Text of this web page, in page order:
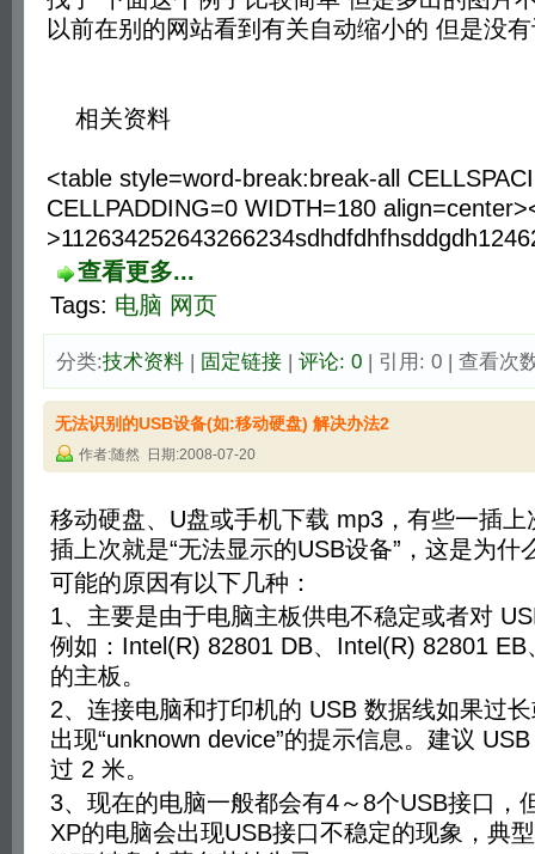
以前在别的网站看到有关自动缩小的 但是没
相关资料
<table style=word-break:break-all
CELLPADDING=0 WIDTH=180
查看更多...
Tags: 电脑 网页
分类:技术资料| 固定链接| 评论: 0| 引用: 0 | 查看次
无法识别的USB设备(如:移动硬盘) 解决办法2
作者:随然 日期:2008-07-20
移动硬盘、U盘或手机下载 mp3，有些一插
插上次就是“无法显示的USB设备”，这是为什
可能的原因有以下几种：
1、主要是由于电脑主板供电不稳定或者对
例如：Intel(R) 82801 DB、Intel(R) 82801
的主板。
2、连接电脑和打印机的 USB 数据线如果过
出现“unknown device”的提示信息。建议
过 2 米。
3、现在的电脑一般都会有4～8个USB接口，
XP的电脑会出现USB接口不稳定的现象，典